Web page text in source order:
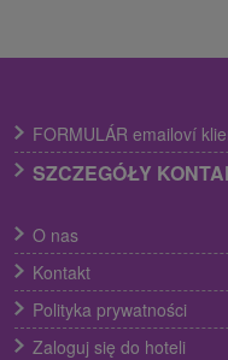
FORMULÁR emailoví
SZCZEGÓŁY
O nas
Kontakt
Polityka prywatności
Zaloguj się do hoteli